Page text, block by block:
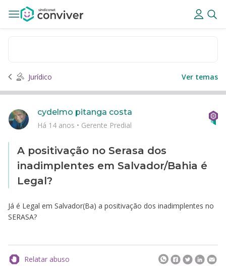
Jurídico Ver temas
A positivação no Serasa dos
inadimplentes em Salvador/Bahia é
Legal?
Já é Legal em Salvador(Ba) a positivação dos inadimplentes no
SERASA?
cydelmo pitanga costa
Há 14 anos • Gerente Predial
Relatar abuso